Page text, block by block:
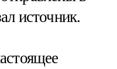
источник.